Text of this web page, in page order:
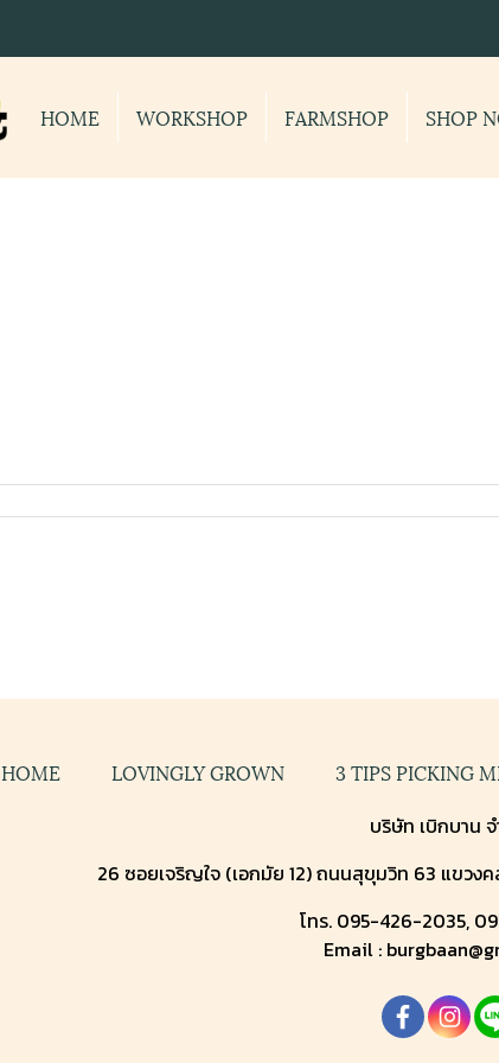
HOME WORKSHOP FARMSHOP SHOP
HOME LOVINGLY GROWN 3 TIPS PICKING
บริษัท เบิกบาน
26 ซอยเจริญใจ (เอกมัย 12) ถนนสุขุมวิท 63 แขวง
โทร. 095-426-2035,
Email :